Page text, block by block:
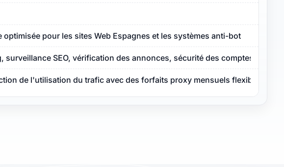
optimisée pour les sites Web Espagnes et les systèmes anti-bot
surveillance SEO, vérification des annonces, sécurité des comptes
de l'utilisation du trafic avec des forfaits proxy mensuels flexibles